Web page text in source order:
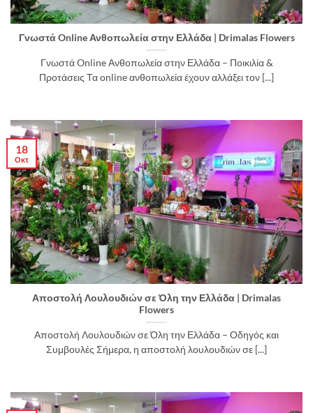
Γνωστά Online Ανθοπωλεία στην Ελλάδα | Drimalas Flowers
Γνωστά Online Ανθοπωλεία στην Ελλάδα – Ποικιλία &
Προτάσεις Τα online ανθοπωλεία έχουν αλλάξει τον [...]
Αποστολή Λουλουδιών σε Όλη την Ελλάδα | Drimalas
Flowers
Αποστολή Λουλουδιών σε Όλη την Ελλάδα – Οδηγός και
Συμβουλές Σήμερα, η αποστολή λουλουδιών σε [...]
18
Οκτ